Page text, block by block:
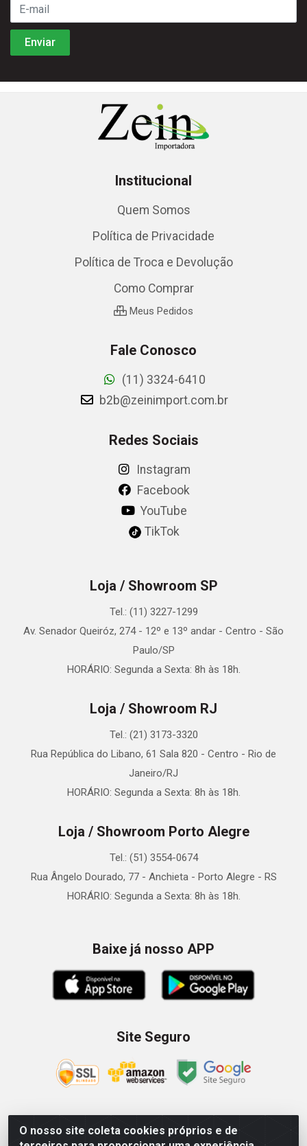
O nosso site coleta cookies próprios e de
Institucional
Quem Somos
Política de Privacidade
Política de Troca e Devolução
Como Comprar
Meus Pedidos
Fale Conosco
(11) 3324-6410
b2b@zeinimport.com.br
Redes Sociais
Instagram
Facebook
YouTube
TikTok
Loja / Showroom SP
Tel.: (11) 3227-1299
Av. Senador Queiróz, 274 - 12º e 13º andar - Centro - São
Paulo/SP
HORÁRIO: Segunda a Sexta: 8h às 18h.
Loja / Showroom RJ
Tel.: (21) 3173-3320
Rua República do Libano, 61 Sala 820 - Centro - Rio de
Janeiro/RJ
HORÁRIO: Segunda a Sexta: 8h às 18h.
Loja / Showroom Porto Alegre
Tel.: (51) 3554-0674
Rua Ângelo Dourado, 77 - Anchieta - Porto Alegre - RS
HORÁRIO: Segunda a Sexta: 8h às 18h.
Baixe já nosso APP
Site Seguro
Zein Importação e Comércio LTDA - Av. Senador Queiróz, 274